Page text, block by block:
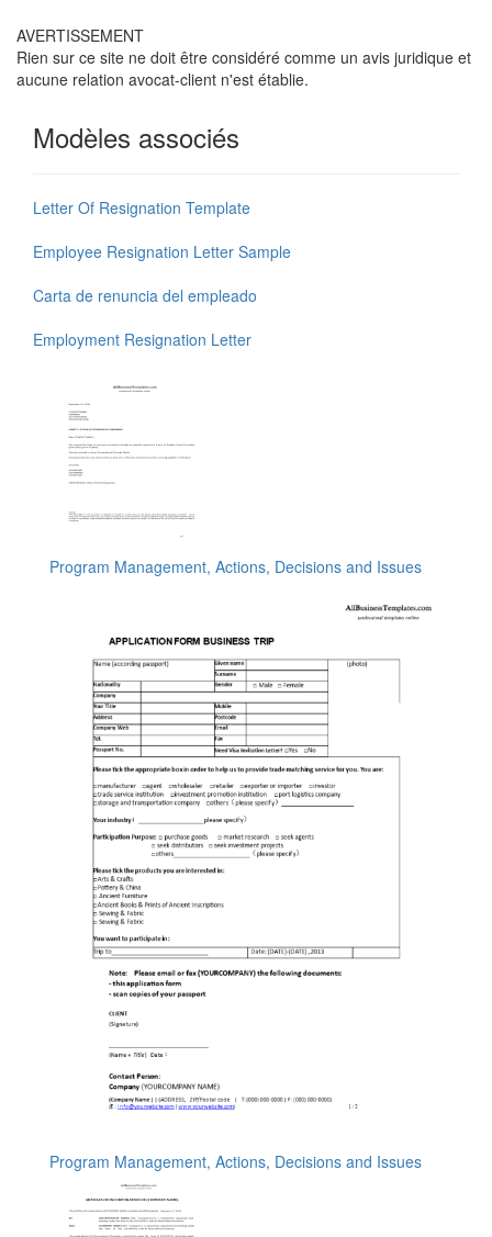
AVERTISSEMENT
Rien sur ce site ne doit être considéré comme un avis juridique et
aucune relation avocat-client n'est établie.
Modèles associés
Letter Of Resignation Template
Employee Resignation Letter Sample
Carta de renuncia del empleado
Employment Resignation Letter
Program Management, Actions, Decisions and Issues
Program Management, Actions, Decisions and Issues